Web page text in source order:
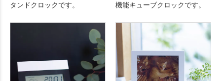
タンドクロックです。
機能キューブクロックです。